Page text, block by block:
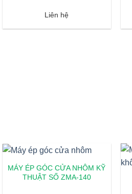
Liên hệ
MÁY ÉP GÓC CỬA NHÔM KỸ
THUẬT SỐ ZMA-140